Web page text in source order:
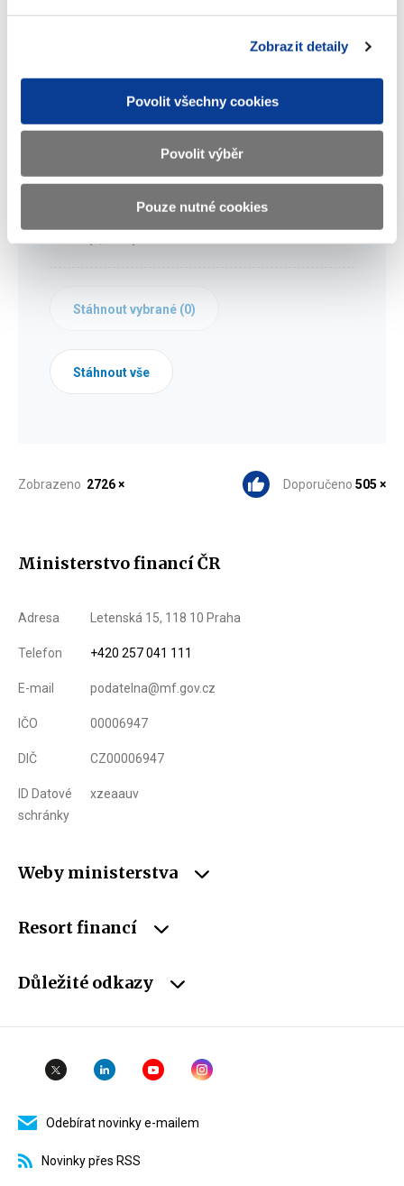
Zobrazit detaily
Povolit všechny cookies
Povolit výběr
Pouze nutné cookies
Metodický pokyn CHJ č. 15 (verze 2.0)
Stáhnout vybrané (0)
Stáhnout vše
Zobrazeno 2726 × Doporučeno 505 ×
Ministerstvo financí ČR
Adresa Letenská 15, 118 10 Praha
Telefon +420 257 041 111
E-mail podatelna@mf.gov.cz
IČO 00006947
DIČ CZ00006947
ID Datové
schránky
xzeaauv
Weby ministerstva
Resort financí
Důležité odkazy
Odebírat novinky e-mailem
Novinky přes RSS